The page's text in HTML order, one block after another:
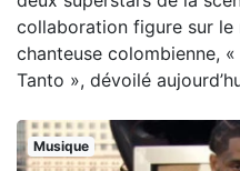
collaboration figure sur le
chanteuse colombienne,
Tanto », dévoilé
Musique